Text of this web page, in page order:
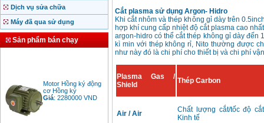
Dịch vụ sửa chữa
Máy đã qua sử dụng
Sản phẩm bán chạy
Motor Hồng ký động
cơ Hồng ký
Giá :2280000 VND
Cắt plasma sử dụng Argon- Hidro
Khi cắt nhôm và thép không gỉ dày trên
hợp khí cung cấp nhiệt độ cắt plasma cao
argon-hidro có thể cắt thép không gỉ dày
kì min với thép không rỉ, Nito thường được
như này đó là chi phí cho thiết bị và chi phí
Plasma Gas /
Shield
Thép Carbon
Air / Air
Chất lượng cắt/tốc độ
Kinh tế